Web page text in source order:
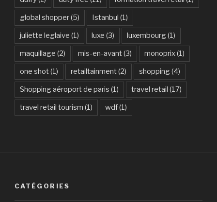
global shopper(5) Istanbul (1)
juliette leglaive (1) luxe (3) luxembourg(1)
maquillage (2) mis-en-avant(3) monoprix(1)
one shot(1) retailtainment(2) shopping(4)
Shopping aéroport de paris (1) travel retail (17)
travel retail tourism (1) wdf(1)
CATÉGORIES